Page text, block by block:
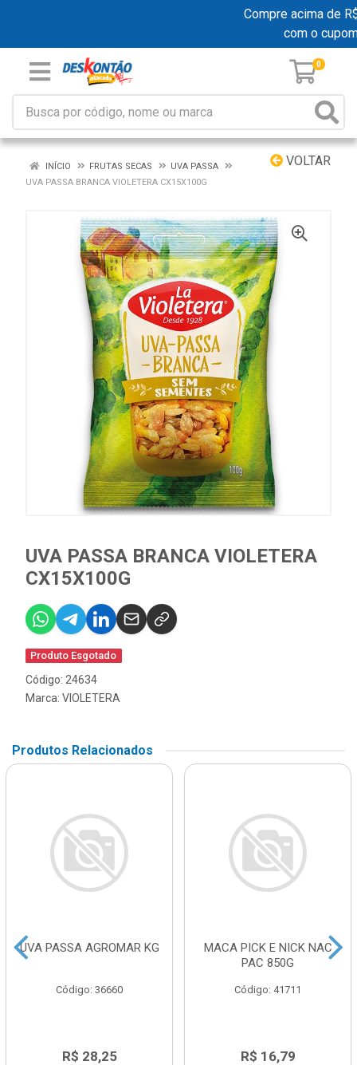
Compre acima de
com o
0
VOLTAR
INÍCIO FRUTAS SECAS
UVA PASSA
UVA PASSA BRANCA VIOLETERA CX15X100G
UVA PASSA BRANCA VIOLETERA
CX15X100G
Produto Esgotado
Código: 24634
Marca: VIOLETERA
Produtos Relacionados
UVA PASSA AGROMAR KG
Código: 36660
R$ 28,25
MACA PICK E NICK NAC
PAC 850G
Código: 41711
R$ 16,79